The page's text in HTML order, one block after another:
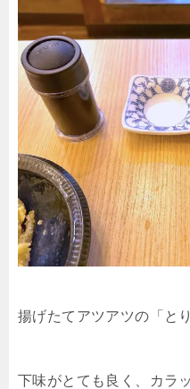
揚げたてアツアツの「と
下味がとても良く、カラ